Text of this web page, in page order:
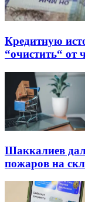
Кредитную
“очистить“ от
Шаккалиев дал
пожаров на